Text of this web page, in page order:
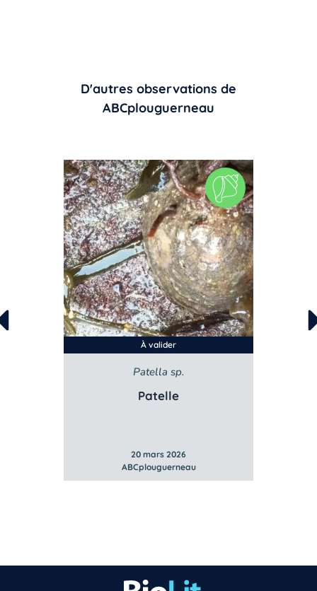
D'autres observations de
ABCplouguerneau
À valider
Patella sp.
Patelle
20 mars 2026
ABCplouguerneau